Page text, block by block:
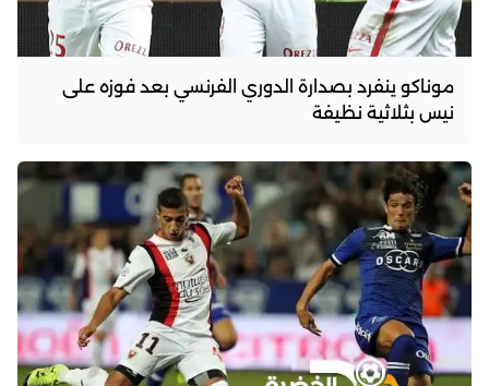
موناكو ينفرد بصدارة الدوري الفرنسي بعد فوزه على
نيس بثلاثية نظيفة